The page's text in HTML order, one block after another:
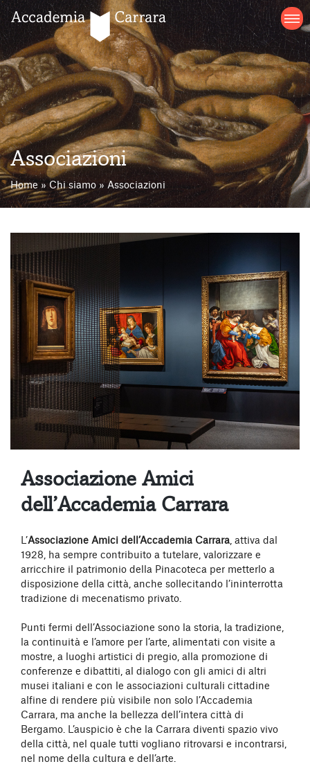
Salta
al
contenuto
Associazioni
Home »Chi siamo » Associazioni
Associazione Amici
dell’Accademia Carrara
L’Associazione Amici dell’Accademia Carrara, attiva dal
1928, ha sempre contribuito a tutelare, valorizzare e
arricchire il patrimonio della Pinacoteca per metterlo a
disposizione della città, anche sollecitando l’ininterrotta
tradizione di mecenatismo privato.
Punti fermi dell’Associazione sono la storia, la tradizione,
la continuità e l’amore per l’arte, alimentati con visite a
mostre, a luoghi artistici di pregio, alla promozione di
conferenze e dibattiti, al dialogo con gli amici di altri
musei italiani e con le associazioni culturali cittadine
alfine di rendere più visibile non solo l’Accademia
Carrara, ma anche la bellezza dell’intera città di
Bergamo. L’auspicio è che la Carrara diventi spazio vivo
della città, nel quale tutti vogliano ritrovarsi e incontrarsi,
nel nome della cultura e dell’arte.